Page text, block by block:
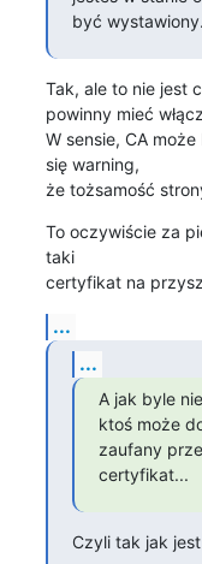
być wystawiony.
Tak, ale to nie jest
powinny mieć
W sensie, CA
się warning,
że tożsamość
To oczywiście za
taki
certyfikat na
...
...
A jak byle
ktoś może
zaufany
certyfikat...
Czyli tak jak